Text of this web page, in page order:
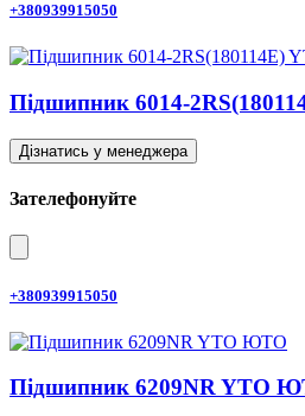
+380939915050
Підшипник 6014-
Дізнатись у менеджера
Зателефонуйте
+380939915050
Підшипник 6209NR YTO